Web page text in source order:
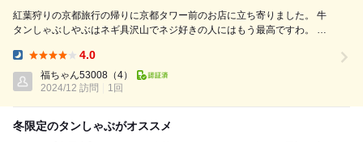
紅葉狩りの京都旅行の帰りに京都タワー前のお店に立ち寄りました。 牛
タンしゃぶしやぶはネギ具沢山でネジ好きの人にはもう最高ですわ。 日
盛ぶり。食べログ予約した方が良いですね。 予約すると名前入りの「予
約席」と書かれたプレートが置かれていました。
4.0
福ちゃん53008 （4）
2024/12 訪問
1回
冬限定のタンしゃぶがオススメ